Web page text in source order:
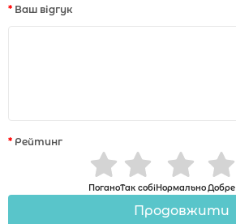
Ваш відгук
Рейтинг
ПоганоТак собіНормальноДобре
Продовжити